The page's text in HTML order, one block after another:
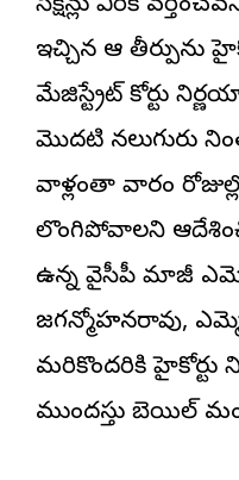
సెక్షన్లు వీరికి
ఇచ్చిన ఆ తీర్పును
మేజిస్ట్రేట్ కోర్టు
మొదటి నలుగురు
వాళ్లంతా వారం
లొంగిపోవాలని
ఉన్న వైసీపీ మాజీ
జగన్మోహనరావు,
మరికొందరికి
ముందస్తు బెయిల్